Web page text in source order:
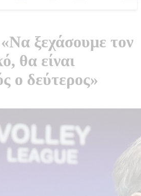
ξεχάσουμε τον
θα είναι
ο δεύτερος»